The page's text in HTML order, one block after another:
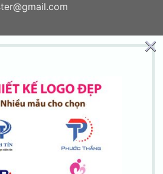
sáng tạo
phí
giáo dục, trung tâm đào tạo,
×